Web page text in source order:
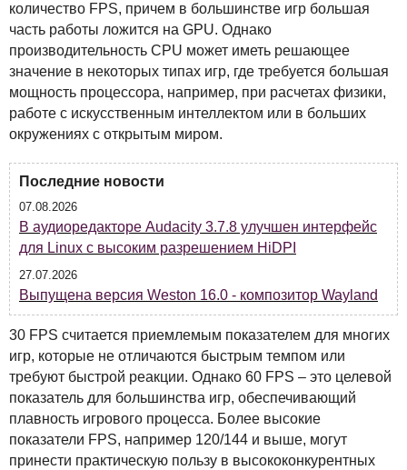
количество FPS, причем в большинстве игр большая
часть работы ложится на GPU. Однако
производительность CPU может иметь решающее
значение в некоторых типах игр, где требуется большая
мощность процессора, например, при расчетах физики,
работе с искусственным интеллектом или в больших
окружениях с открытым миром.
Последние новости
07.08.2026
В аудиоредакторе Audacity 3.7.8 улучшен интерфейс
для Linux с высоким разрешением HiDPI
27.07.2026
Выпущена версия Weston 16.0 - композитор Wayland
30 FPS считается приемлемым показателем для многих
игр, которые не отличаются быстрым темпом или
требуют быстрой реакции. Однако 60 FPS – это целевой
показатель для большинства игр, обеспечивающий
плавность игрового процесса. Более высокие
показатели FPS, например 120/144 и выше, могут
принести практическую пользу в высококонкурентных